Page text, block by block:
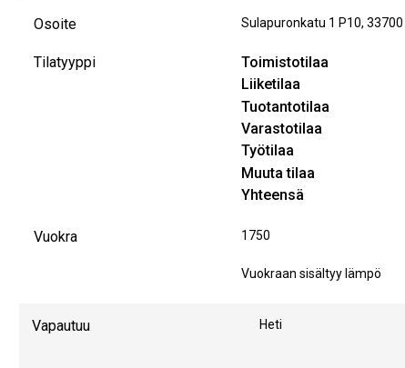
Osoite Sulapuronkatu 1 P10, 33700
Tilatyyppi Toimistotilaa
Liiketilaa
Tuotantotilaa
Varastotilaa
Työtilaa
Muuta tilaa
Yhteensä
Vuokra 1750
Vuokraan sisältyy lämpö
Vapautuu Heti